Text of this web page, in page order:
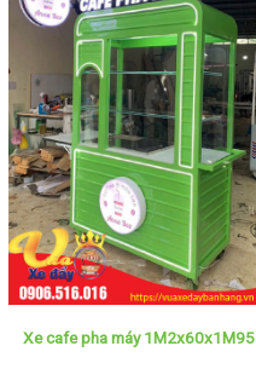
Xe cafe pha máy 1M2x60x1M95